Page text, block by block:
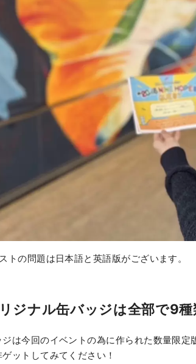
トの問題は日本語と英語版がございます。
ジナル缶バッジは全部で9種
ジは今回のイベントの為に作られた数量限
ゲットしてみてください！